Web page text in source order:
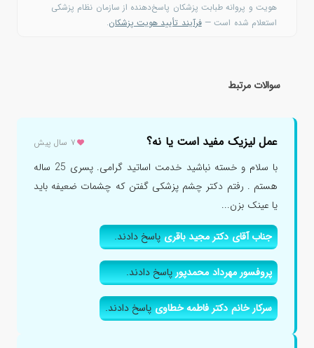
هویت و پروانه طبابت پزشکان پاسخ‌دهنده از سازمان نظام پزشکی
استعلام شده است —فرآیند تأیید هویت پزشکان.
سوالات مرتبط
عمل لیزیک مفید است یا نه؟ ۷ سال پیش
با سلام و خسته نباشید خدمت اساتید گرامی. پسری 25 ساله
هستم . رفتم دکتر چشم پزشکی گفتن که چشمات ضعیفه باید
یا عینک بزن...
جناب آقای دکتر مجید باقریپاسخ دادند.
پروفسور مهرداد محمدپورپاسخ دادند.
سرکار خانم دکتر فاطمه خطاویپاسخ دادند.